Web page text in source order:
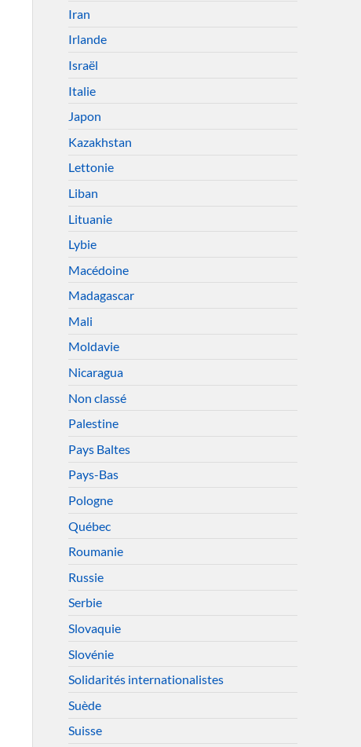
Iran
Irlande
Israël
Italie
Japon
Kazakhstan
Lettonie
Liban
Lituanie
Lybie
Macédoine
Madagascar
Mali
Moldavie
Nicaragua
Non classé
Palestine
Pays Baltes
Pays-Bas
Pologne
Québec
Roumanie
Russie
Serbie
Slovaquie
Slovénie
Solidarités internationalistes
Suède
Suisse